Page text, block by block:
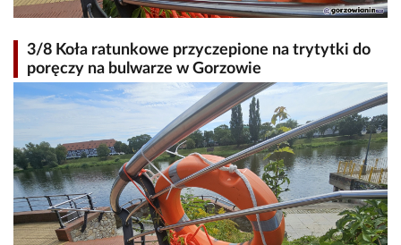
3/8 Koła ratunkowe przyczepione na trytytki do
poręczy na bulwarze w Gorzowie